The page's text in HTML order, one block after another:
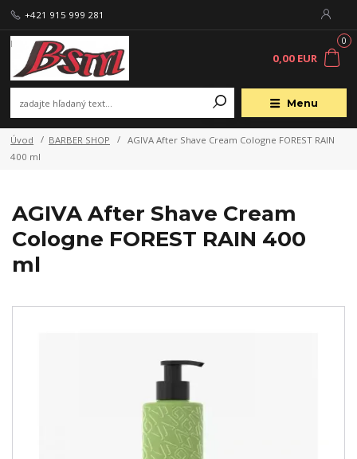
Menu
+421 915 999 281
0
0,00 EUR
Úvod BARBER SHOP
AGIVA After Shave Cream Cologne FOREST RAIN
400 ml
AGIVA After Shave Cream
Cologne FOREST RAIN 400
ml